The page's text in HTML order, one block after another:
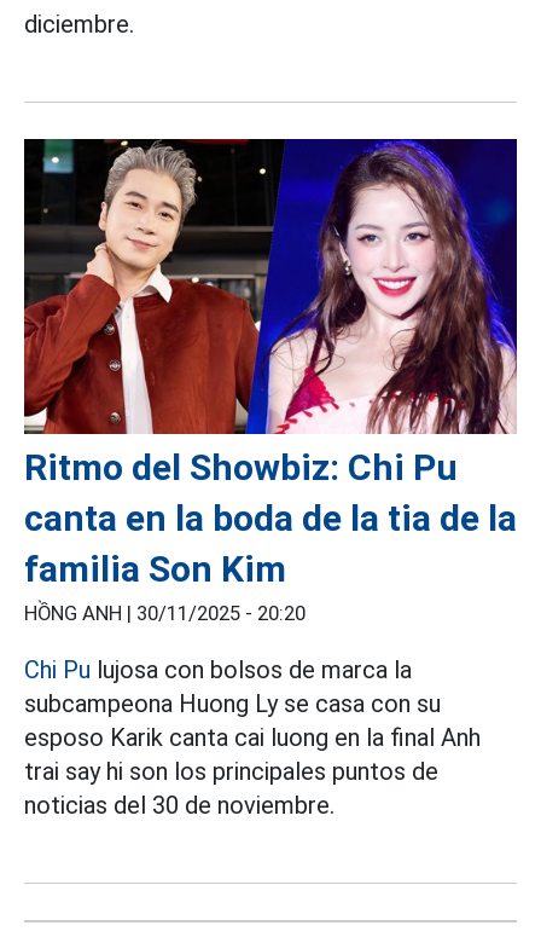
diciembre.
Ritmo del Showbiz: Chi Pu
canta en la boda de la tia de la
familia Son Kim
HỒNG ANH | 30/11/2025 - 20:20
Chi Pu lujosa con bolsos de marca la
subcampeona Huong Ly se casa con su
esposo Karik canta cai luong en la final Anh
trai say hi son los principales puntos de
noticias del 30 de noviembre.